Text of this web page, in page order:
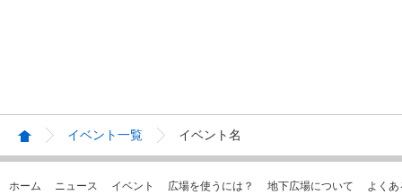
イベント一覧 イベント名
ホーム ニュース イベント 広場を使うには？ 地下広場について
よく